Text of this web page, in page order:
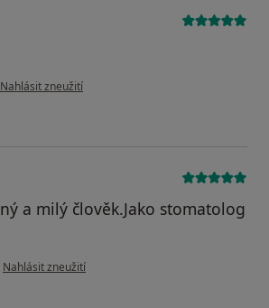
podle názoru uživatele Pacient
Nahlásit zneužití
a milý člověk.Jako stomatolog
podle názoru uživatele Pacient
Nahlásit zneužití